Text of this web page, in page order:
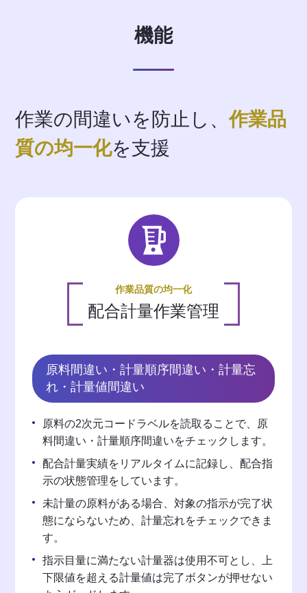
機能
作業の間違いを防止し、作業品
質の均一化を支援
作業品質の均一化
配合計量作業管理
原料間違い・計量順序間違い・計量忘
れ・計量値間違い
原料の2次元コードラベルを読取ることで、原
料間違い・計量順序間違いをチェックします。
配合計量実績をリアルタイムに記録し、配合指
示の状態管理をしています。
未計量の原料がある場合、対象の指⽰が完了状
態にならないため、計量忘れをチェックできま
す。
指示目量に満たない計量器は使用不可とし、上
下限値を超える計量値は完了ボタンが押せない